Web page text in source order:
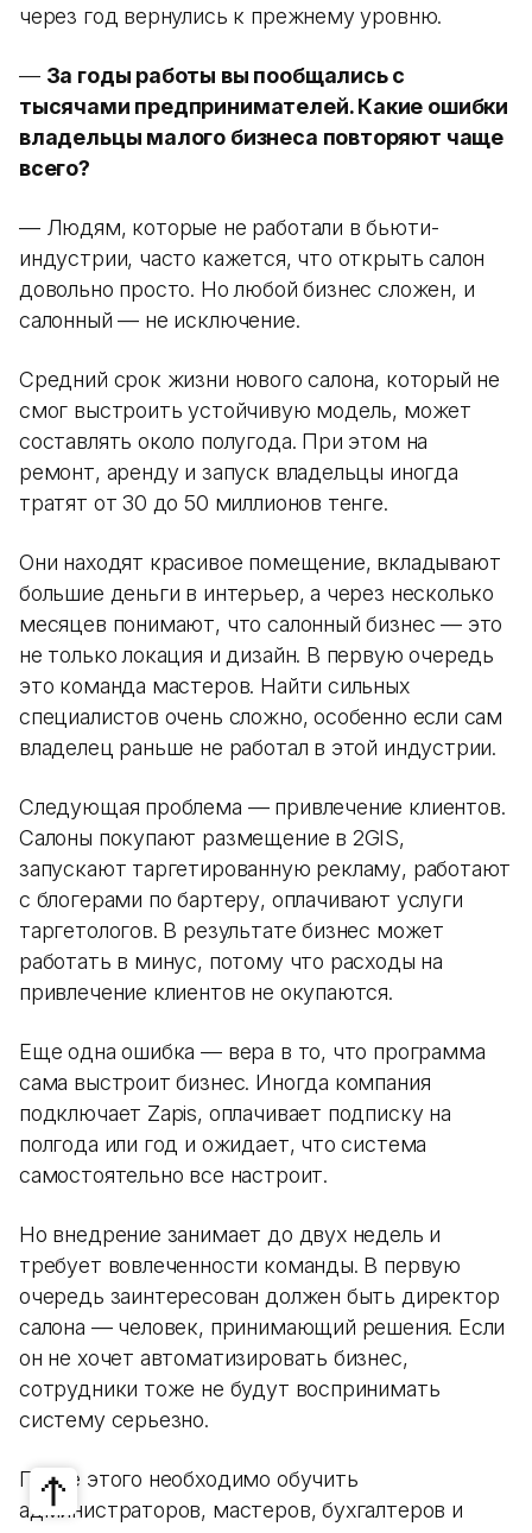
через год вернулись к прежнему уровню.
— За годы работы вы пообщались с
тысячами предпринимателей. Какие ошибки
владельцы малого бизнеса повторяют чаще
всего?
— Людям, которые не работали в бьюти-
индустрии, часто кажется, что открыть салон
довольно просто. Но любой бизнес сложен, и
салонный — не исключение.
Средний срок жизни нового салона, который не
смог выстроить устойчивую модель, может
составлять около полугода. При этом на
ремонт, аренду и запуск владельцы иногда
тратят от 30 до 50 миллионов тенге.
Они находят красивое помещение, вкладывают
большие деньги в интерьер, а через несколько
месяцев понимают, что салонный бизнес — это
не только локация и дизайн. В первую очередь
это команда мастеров. Найти сильных
специалистов очень сложно, особенно если сам
владелец раньше не работал в этой индустрии.
Следующая проблема — привлечение клиентов.
Салоны покупают размещение в 2GIS,
запускают таргетированную рекламу, работают
с блогерами по бартеру, оплачивают услуги
таргетологов. В результате бизнес может
работать в минус, потому что расходы на
привлечение клиентов не окупаются.
Еще одна ошибка — вера в то, что программа
сама выстроит бизнес. Иногда компания
подключает Zapis, оплачивает подписку на
полгода или год и ожидает, что система
самостоятельно все настроит.
Но внедрение занимает до двух недель и
требует вовлеченности команды. В первую
очередь заинтересован должен быть директор
салона — человек, принимающий решения. Если
он не хочет автоматизировать бизнес,
сотрудники тоже не будут воспринимать
систему серьезно.
После этого необходимо обучить
администраторов, мастеров, бухгалтеров и